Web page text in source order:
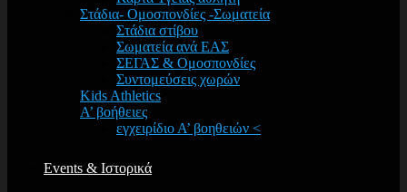
Στάδια- Ομοσπονδίες -Σωματεία
Στάδια στίβου
Σωματεία ανά ΕΑΣ
ΣΕΓΑΣ & Ομοσπονδίες
Συντομεύσεις χωρών
Kids Athletics
Α’ βοήθειες
εγχειρίδιο Α’ βοηθειών <
Events & Ιστορικά